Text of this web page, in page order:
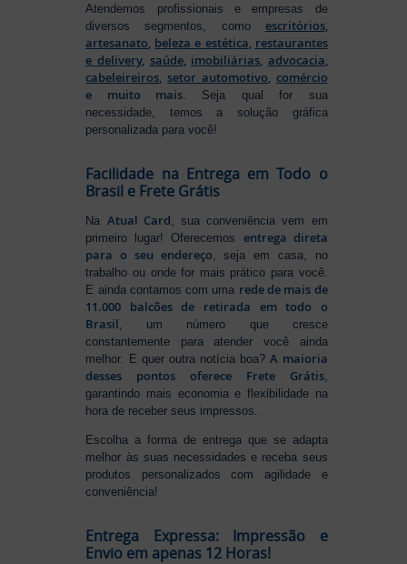
Atendemos profissionais e empresas de
diversos segmentos, como escritórios,
artesanato, beleza e estética, restaurantes
e delivery, saúde, imobiliárias, advocacia,
cabeleireiros, setor automotivo, comércio
e muito mais . Seja qual for sua
necessidade, temos a solução gráfica
personalizada para você!
Facilidade na Entrega em Todo o
Brasil e Frete Grátis
Na Atual Card, sua conveniência vem em
primeiro lugar! Oferecemos entrega direta
para o seu endereço, seja em casa, no
trabalho ou onde for mais prático para você.
E ainda contamos com uma rede de mais de
11.000 balcões de retirada em todo o
Brasil, um número que cresce
constantemente para atender você ainda
melhor. E quer outra notícia boa?A maioria
desses pontos oferece Frete Grátis,
garantindo mais economia e flexibilidade na
hora de receber seus impressos.
Escolha a forma de entrega que se adapta
melhor às suas necessidades e receba seus
produtos personalizados com agilidade e
conveniência!
Entrega Expressa: Impressão e
Envio em apenas 12 Horas!